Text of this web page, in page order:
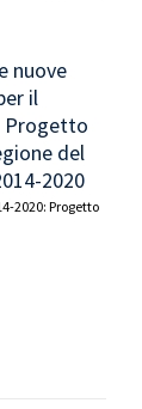
nuove
il
Progetto
del
2020
2020: Progetto